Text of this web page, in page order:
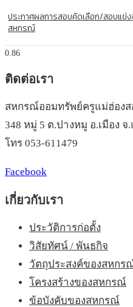
ประกาศผลการสอบคัดเลือก/สอบแข่
สหกรณ์
ติดต่อเรา
สหกรณ์ออมทรัพย์ครูแม่ฮ่อง
348 หมู่ 5 ต.ปางหมู อ.เมือง จ
โทร 053-611479
Facebook
เกี่ยวกับเรา
ประวัติการก่อตั้ง
วิสัยทัศน์ / พันธกิจ
วัตถุประสงค์ของสหกร
โครงสร้างของสหกรณ์
ข้อบังคับของสหกรณ์